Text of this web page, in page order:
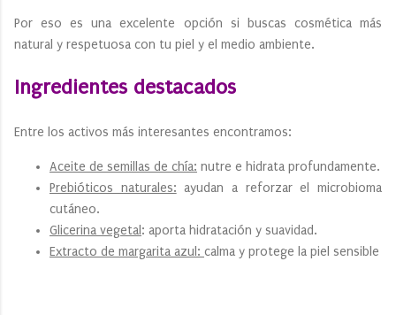
Por eso es una excelente opción si buscas cosmética más
natural y respetuosa con tu piel y el medio ambiente.
Ingredientes destacados
Entre los activos más interesantes encontramos:
Aceite de semillas de chía: nutre e hidrata profundamente.
Prebióticos naturales: ayudan a reforzar el microbioma
cutáneo.
Glicerina vegetal : aporta hidratación y suavidad.
Extracto de margarita azul: calma y protege la piel sensible